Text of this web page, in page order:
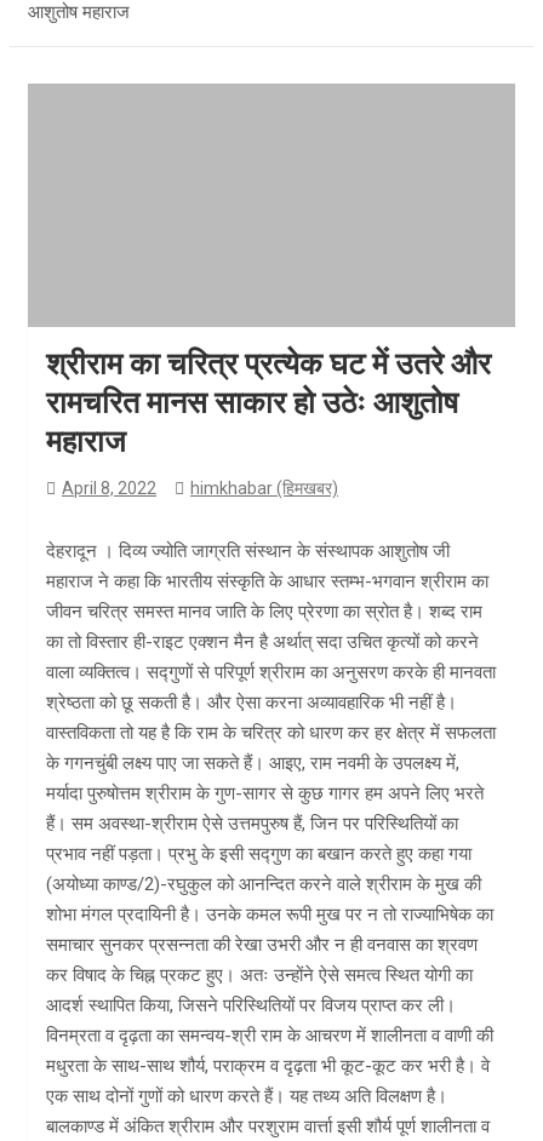
आशुतोष महाराज
श्रीराम का चरित्र प्रत्येक घट में उतरे और
रामचरित मानस साकार हो उठेः आशुतोष
महाराज
April 8, 2022 himkhabar (हिमखबर)
देहरादून । दिव्य ज्योति जाग्रति संस्थान के संस्थापक आशुतोष जी
महाराज ने कहा कि भारतीय संस्कृति के आधार स्तम्भ-भगवान श्रीराम का
जीवन चरित्र समस्त मानव जाति के लिए प्रेरणा का स्रोत है। शब्द राम
का तो विस्तार ही-राइट एक्शन मैन है अर्थात् सदा उचित कृत्यों को करने
वाला व्यक्तित्व। सद्गुणों से परिपूर्ण श्रीराम का अनुसरण करके ही मानवता
श्रेष्ठता को छू सकती है। और ऐसा करना अव्यावहारिक भी नहीं है।
वास्तविकता तो यह है कि राम के चरित्र को धारण कर हर क्षेत्र में सफलता
के गगनचुंबी लक्ष्य पाए जा सकते हैं। आइए, राम नवमी के उपलक्ष्य में,
मर्यादा पुरुषोत्तम श्रीराम के गुण-सागर से कुछ गागर हम अपने लिए भरते
हैं। सम अवस्था-श्रीराम ऐसे उत्तमपुरुष हैं, जिन पर परिस्थितियों का
प्रभाव नहीं पड़ता। प्रभु के इसी सद्गुण का बखान करते हुए कहा गया
(अयोध्या काण्ड/2)-रघुकुल को आनन्दित करने वाले श्रीराम के मुख की
शोभा मंगल प्रदायिनी है। उनके कमल रूपी मुख पर न तो राज्याभिषेक का
समाचार सुनकर प्रसन्नता की रेखा उभरी और न ही वनवास का श्रवण
कर विषाद के चिह्न प्रकट हुए। अतः उन्होंने ऐसे समत्व स्थित योगी का
आदर्श स्थापित किया, जिसने परिस्थितियों पर विजय प्राप्त कर ली।
विनम्रता व दृढ़ता का समन्वय-श्री राम के आचरण में शालीनता व वाणी की
मधुरता के साथ-साथ शौर्य, पराक्रम व दृढ़ता भी कूट-कूट कर भरी है। वे
एक साथ दोनों गुणों को धारण करते हैं। यह तथ्य अति विलक्षण है।
बालकाण्ड में अंकित श्रीराम और परशुराम वार्त्ता इसी शौर्य पूर्ण शालीनता व